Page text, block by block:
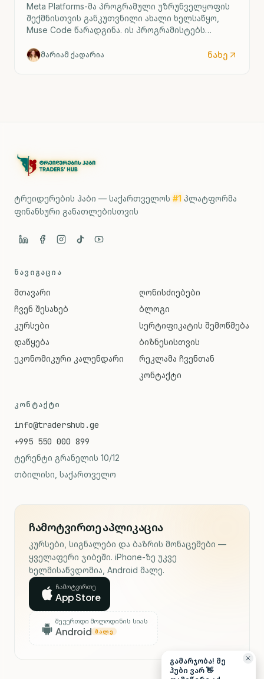
Meta Platforms-მა პროგრამული უზრუნველყოფის
შექმნისთვის განკუთვნილი ახალი ხელსაწყო,
Muse Code წარადგინა. ის პროგრამისტებს
მარიამ ქადარია ნახე
ტრეიდერების ჰაბი — საქართველოს #1 პლატფორმა
ფინანსური განათლებისთვის
ᲜᲐᲕᲘᲒᲐᲪᲘᲐ
მთავარი
ჩვენ შესახებ
კურსები
დაწყება
ეკონომიკური კალენდარი
ღონისძიებები
ბლოგი
სერტიფიკატის შემოწმება
ბიზნესისთვის
რეკლამა ჩვენთან
კონტაქტი
ᲙᲝᲜᲢᲐᲥᲢᲘ
info@tradershub.ge
+995 550 000 899
ტერენტი გრანელის 10/12
თბილისი, საქართველო
ჩამოტვირთე აპლიკაცია
კურსები, სიგნალები და ბაზრის მონაცემები —
ყველაფერი ჯიბეში. iPhone-ზე უკვე
ხელმისაწვდომია, Android მალე.
ჩამოტვირთე
App Store
შეუერთდი მოლოდინის სიას
Android ᲛᲐᲚᲔ
გამარჯობა! მე
ჰუბი ვარ 👋